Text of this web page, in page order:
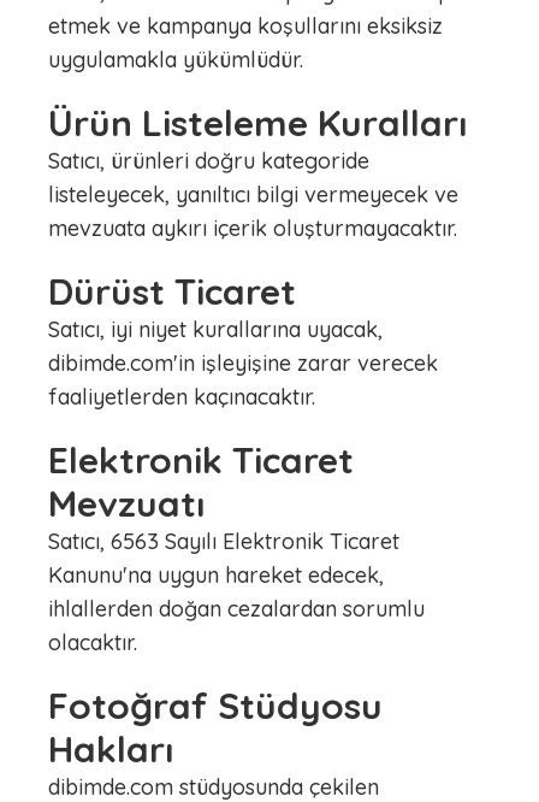
etmek ve kampanya koşullarını eksiksiz
uygulamakla yükümlüdür.
Ürün Listeleme Kuralları
Satıcı, ürünleri doğru kategoride
listeleyecek, yanıltıcı bilgi vermeyecek ve
mevzuata aykırı içerik oluşturmayacaktır.
Dürüst Ticaret
Satıcı, iyi niyet kurallarına uyacak,
dibimde.com'in işleyişine zarar verecek
faaliyetlerden kaçınacaktır.
Elektronik Ticaret
Mevzuatı
Satıcı, 6563 Sayılı Elektronik Ticaret
Kanunu'na uygun hareket edecek,
ihlallerden doğan cezalardan sorumlu
olacaktır.
Fotoğraf Stüdyosu
Hakları
dibimde.com stüdyosunda çekilen